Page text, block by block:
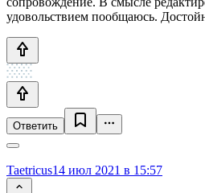
удовольствием пообщаюсь.
Ответить
Taetricus14 июл 2021 в 15:57